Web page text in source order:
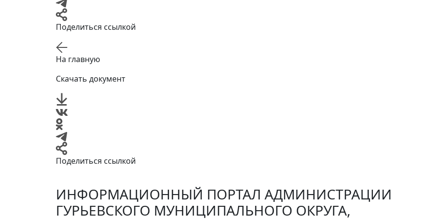
Поделиться ссылкой
На главную
Скачать документ
Поделиться ссылкой
ИНФОРМАЦИОННЫЙ ПОРТАЛ АДМИНИСТРАЦИИ
ГУРЬЕВСКОГО МУНИЦИПАЛЬНОГО ОКРУГА,